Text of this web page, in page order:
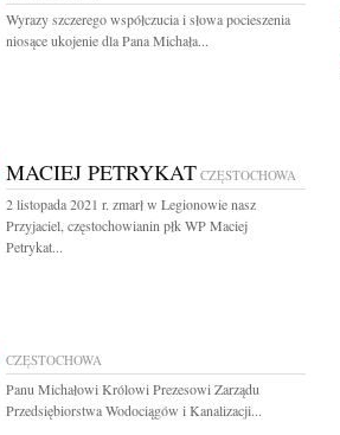
Wyrazy szczerego współczucia i słowa pocieszenia
niosące ukojenie dla Pana Michała...
MACIEJ PETRYKAT CZĘSTOCHOWA
2 listopada 2021 r. zmarł w Legionowie nasz
Przyjaciel, częstochowianin płk WP Maciej
Petrykat...
CZĘSTOCHOWA
Panu Michałowi Królowi Prezesowi Zarządu
Przedsiębiorstwa Wodociągów i Kanalizacji...